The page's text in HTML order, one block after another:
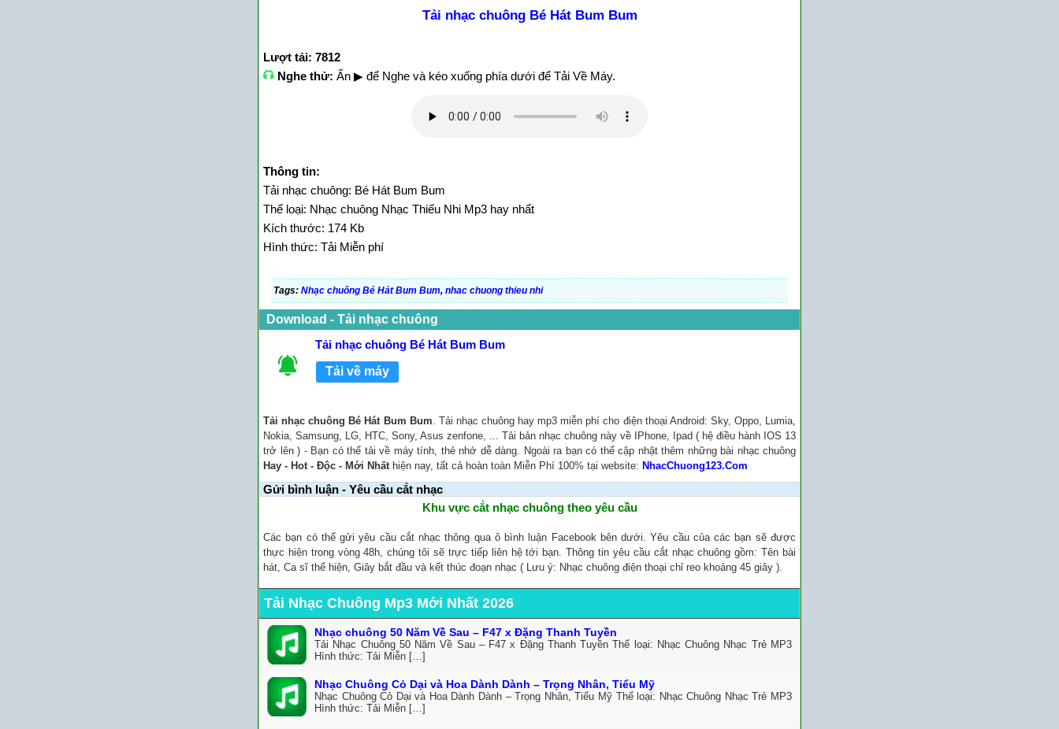
Tải nhạc chuông Bé Hát Bum Bum
Lượt tải: 7812
Nghe thử: Ấn ▶ để Nghe và kéo xuống phía dưới để Tải Về Máy.
Thông tin:
Tải nhạc chuông: Bé Hát Bum Bum
Thể loại: Nhạc chuông Nhạc Thiếu Nhi Mp3 hay nhất
Kích thước: 174 Kb
Hình thức: Tải Miễn phí
Tags: Nhạc chuông Bé Hát Bum Bum, nhac chuong thieu nhi
Download - Tải nhạc chuông
Tải nhạc chuông Bé Hát Bum Bum
Tải về máy
Tải nhạc chuông Bé Hát Bum Bum. Tải nhạc chuông hay mp3 miễn phí cho điện thoại Android: Sky, Oppo, Lumia,
Nokia, Samsung, LG, HTC, Sony, Asus zenfone, ... Tải bản nhạc chuông này về IPhone, Ipad ( hệ điều hành IOS 13
trở lên ) - Bạn có thể tải về máy tính, thẻ nhớ dễ dàng. Ngoài ra bạn có thể cập nhật thêm những bài nhạc chuông
Hay - Hot - Độc - Mới Nhấthiện nay, tất cả hoàn toàn Miễn Phí 100% tại website: NhacChuong123.Com
Gửi bình luận - Yêu cầu cắt nhạc
Khu vực cắt nhạc chuông theo yêu cầu
Các bạn có thể gửi yêu cầu cắt nhạc thông qua ô bình luận Facebook bên dưới. Yêu cầu của các bạn sẽ được
thực hiện trong vòng 48h, chúng tôi sẽ trực tiếp liên hệ tới bạn. Thông tin yêu cầu cắt nhạc chuông gồm: Tên bài
hát, Ca sĩ thể hiện, Giây bắt đầu và kết thúc đoạn nhạc ( Lưu ý: Nhạc chuông điện thoại chỉ reo khoảng 45 giây ).
Tải Nhạc Chuông Mp3 Mới Nhất 2026
Nhạc chuông 50 Năm Về Sau – F47 x Đặng Thanh Tuyền
Tải Nhạc Chuông 50 Năm Về Sau – F47 x Đặng Thanh Tuyền Thể loại: Nhạc Chuông Nhạc Trẻ MP3
Hình thức: Tải Miễn […]
Nhạc Chuông Cỏ Dại và Hoa Dành Dành – Trọng Nhân, Tiểu Mỹ
Nhạc Chuông Cỏ Dại và Hoa Dành Dành – Trọng Nhân, Tiểu Mỹ Thể loại: Nhạc Chuông Nhạc Trẻ MP3
Hình thức: Tải Miễn […]